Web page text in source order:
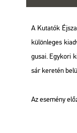
A Ku­ta­tók
kü­lön­le­ges
gu­sai. Egy­ko­ri
sár ke­re­tén
Az ese­mény